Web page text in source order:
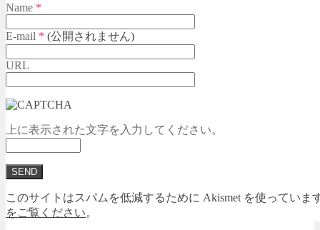
Name *
E-mail * (公開されません)
URL
上に表示された文字を入力してください。
このサイトはスパムを低減するために Akismet を使っていま
をご覧ください。